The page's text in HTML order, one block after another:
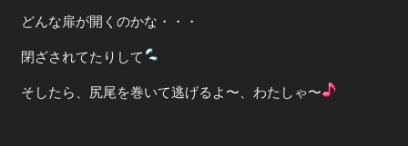
どんな扉が開くのかな・・・
閉ざされてたりして
そしたら、尻尾を巻いて逃げるよ〜、わたしゃ〜